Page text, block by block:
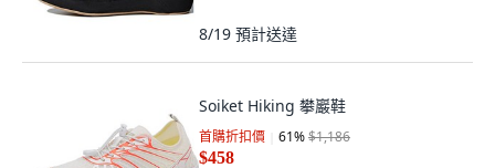
8/19 預計送達
Soiket Hiking 攀巖鞋
首購折扣價 61%$1,186
$458